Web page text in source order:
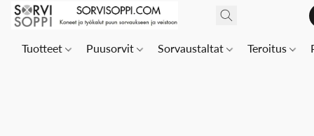
Tuotteet Puusorvit Sorvaustaltat Teroitus